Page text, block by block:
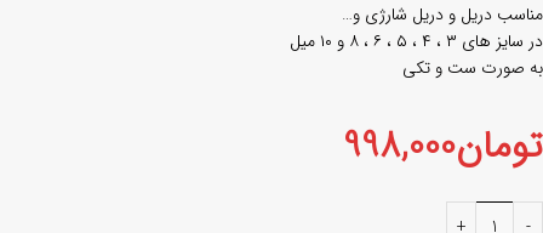
مناسب دریل و دریل شارژی و…
در سایز های ۳ ، ۴ ، ۵ ، ۶ ، ۸ و ۱۰ میل
به صورت ست و تکی
تومان998,000